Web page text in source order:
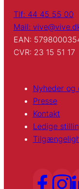
Tlf: 44 45 55 00
Mail:
EAN:
CVR: 23 15 51 17
Nyheder og
Presse
Kontakt
Ledige